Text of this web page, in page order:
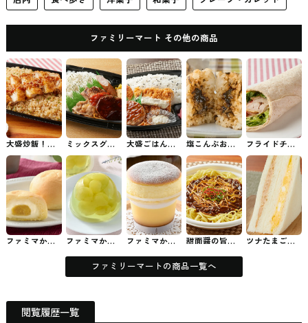
ファミリーマート その他の商品
大盛炒飯！台
湾風から揚げ
弁当 ファミマ
のお弁当
ミックスグリ
ル弁当 ファミ
マのお弁当
大盛ごはん！
まんぷくミッ
クス弁当 ファ
ミマのお弁当
塩こんぶおむ
すび（海苔佃
煮） ファミマ
のおむずび
フライドチキ
ンのトルティ
ーヤ【関東・
東海・関西】
ファミマのパ
ン・サンド
ファミマから
発売された八
ファミマから
発売されたく
だものを食べ
る 大粒ぶどう
ゼリー #コン
ビニスイーツ
ファミマから
発売されたス
フレ・プリン
#コンビニスイ
ーツ
甜面醤の旨
み！ジャージ
ャー麺 ファミ
マの麺
ツナたまごサ
ンド ファミマ
ファミリーマートの商品一覧へ
閲覧履歴一覧